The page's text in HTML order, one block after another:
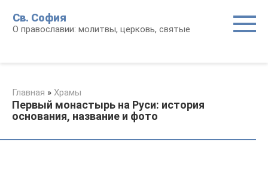
контенту
Св. София
О православии: молитвы, церковь, святые
Главная » Храмы
Первый монастырь на Руси: история
основания, название и фото